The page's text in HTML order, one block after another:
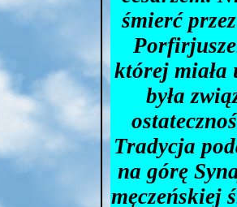
śmierć
której miała
była
Tradycja
na górę
męczeńskiej